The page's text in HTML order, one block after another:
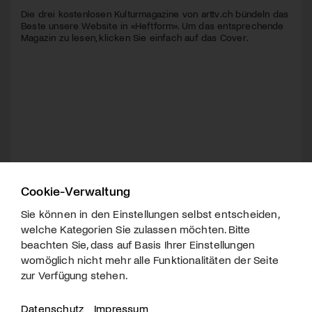
Die drei kostenlosen Kulturmagazine von arttv.ch bündeln das
Beste unsere Website in «Heftform». Um das entsprechende
Magazin zu lesen, klicken Sie einfach auf das Cover.
Cookie-Verwaltung
Sie können in den Einstellungen selbst entscheiden,
welche Kategorien Sie zulassen möchten. Bitte
beachten Sie, dass auf Basis Ihrer Einstellungen
womöglich nicht mehr alle Funktionalitäten der Seite
zur Verfügung stehen.
Datenschutz Impressum